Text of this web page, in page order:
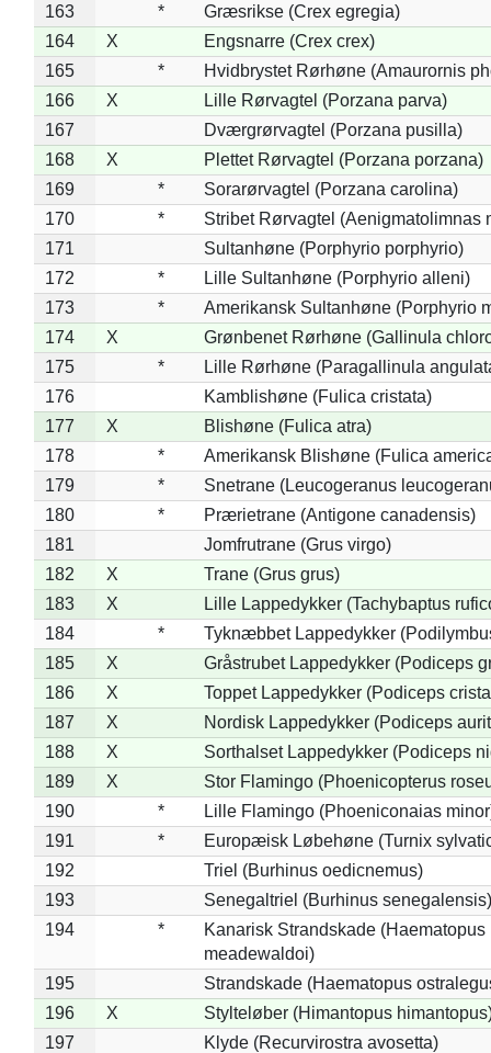
163
*
Græsrikse (Crex egregia)
164
X
Engsnarre (Crex crex)
165
*
Hvidbrystet Rørhøne (Amaurornis
166
X
Lille Rørvagtel (Porzana parva)
167
Dværgrørvagtel (Porzana pusilla)
168
X
Plettet Rørvagtel (Porzana porzana)
169
*
Sorarørvagtel (Porzana carolina)
170
*
Stribet Rørvagtel (Aenigmatolimnas
171
Sultanhøne (Porphyrio porphyrio)
172
*
Lille Sultanhøne (Porphyrio alleni)
173
*
Amerikansk Sultanhøne (Porphyrio
174
X
Grønbenet Rørhøne (Gallinula
175
*
Lille Rørhøne (Paragallinula
176
Kamblishøne (Fulica cristata)
177
X
Blishøne (Fulica atra)
178
*
Amerikansk Blishøne (Fulica
179
*
Snetrane (Leucogeranus
180
*
Prærietrane (Antigone canadensis)
181
Jomfrutrane (Grus virgo)
182
X
Trane (Grus grus)
183
X
Lille Lappedykker (Tachybaptus
184
*
Tyknæbbet Lappedykker
185
X
Gråstrubet Lappedykker (Podiceps
186
X
Toppet Lappedykker (Podiceps
187
X
Nordisk Lappedykker (Podiceps
188
X
Sorthalset Lappedykker (Podiceps
189
X
Stor Flamingo (Phoenicopterus
190
*
Lille Flamingo (Phoeniconaias
191
*
Europæisk Løbehøne (Turnix
192
Triel (Burhinus oedicnemus)
193
Senegaltriel (Burhinus senegalensis)
194
*
Kanarisk Strandskade (Haematopus
meadewaldoi)
195
Strandskade (Haematopus
196
X
Stylteløber (Himantopus
197
Klyde (Recurvirostra avosetta)